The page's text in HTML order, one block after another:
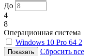
До
4
8
Операционная система
Windows 10 Pro 64 2
Сбросить все